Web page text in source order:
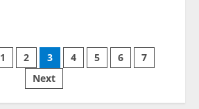
1 2 3 4 5 6
7
Next
2026/08/07/13:53:50
【2026年企業のAI導入・活用に関
する調査】AIを組織として導入で